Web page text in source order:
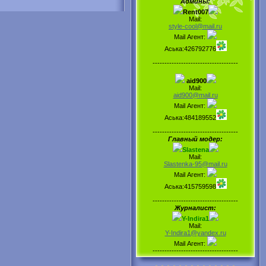
Rent007
Mail:
style-cool@mail.ru
Mail Агент:
Аська:426792776
------------------------------------
aid900
Mail:
aid900@mail.ru
Mail Агент:
Аська:484189552
------------------------------------
Главный модер:
Slastena
Mail:
Slastenka-95@mail.ru
Mail Агент:
Аська:415759598
------------------------------------
Журналист:
Y-Indira1
Mail:
Y-Indira1@yandex.ru
Mail Агент:
------------------------------------